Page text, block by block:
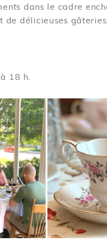
dans le cadre
de délicieuses
18 h.